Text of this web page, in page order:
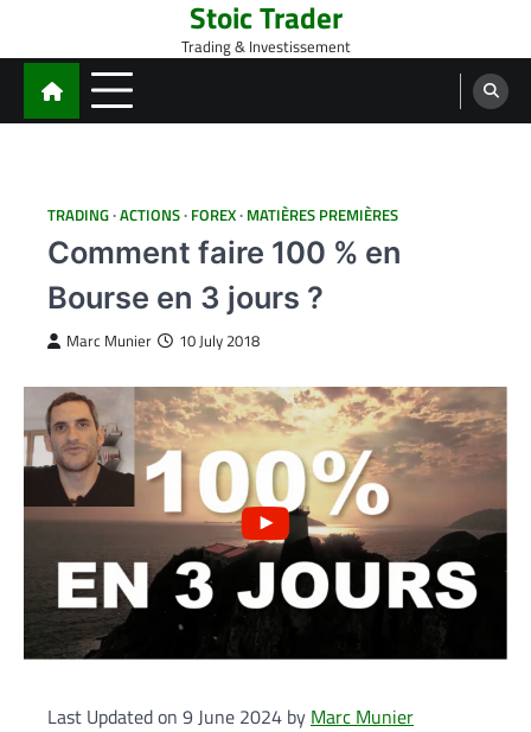
content
Stoic Trader
Trading & Investissement
TRADING ACTIONS FOREX MATIÈRES PREMIÈRES
Comment faire 100 % en
Bourse en 3 jours ?
Marc Munier 10 July 2018
Last Updated on 9 June 2024 by Marc Munier